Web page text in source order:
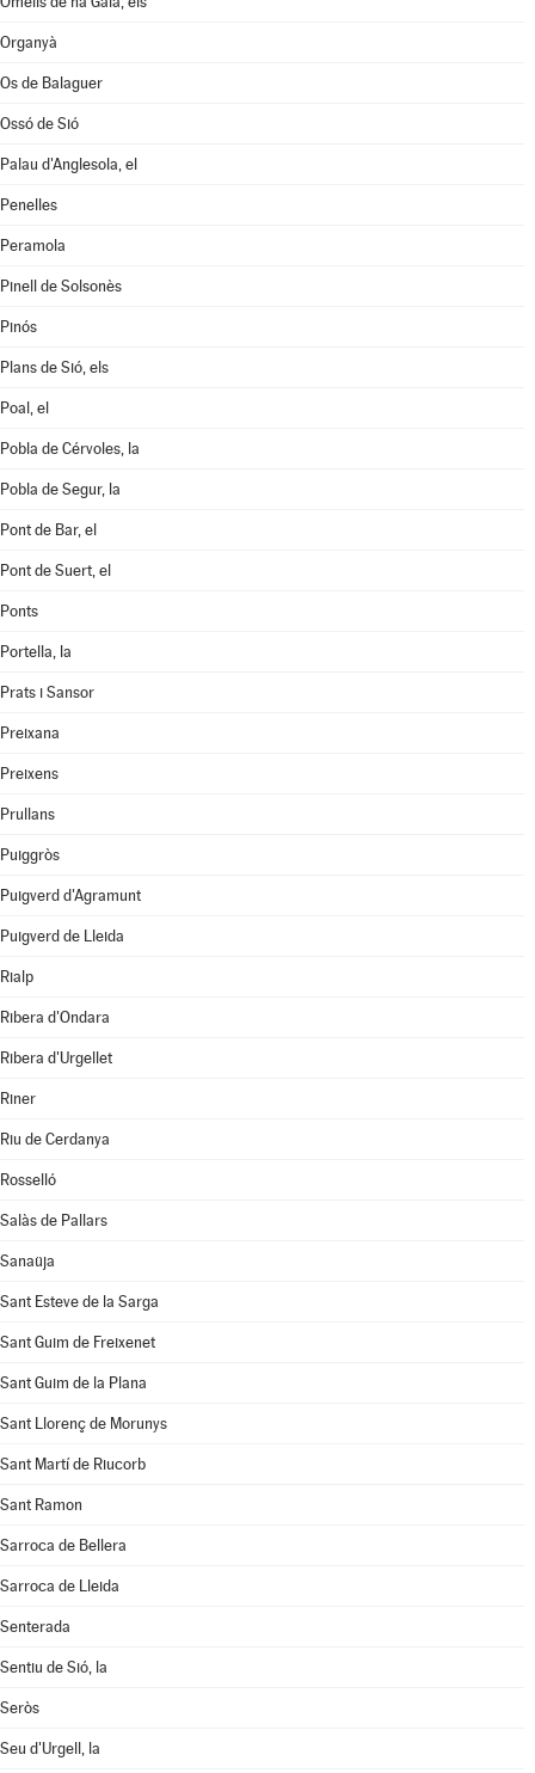
Organyà
Os de Balaguer
Ossó de Sió
Palau d'Anglesola, el
Penelles
Peramola
Pinell de Solsonès
Pinós
Plans de Sió, els
Poal, el
Pobla de Cérvoles, la
Pobla de Segur, la
Pont de Bar, el
Pont de Suert, el
Ponts
Portella, la
Prats i Sansor
Preixana
Preixens
Prullans
Puiggròs
Puigverd d'Agramunt
Puigverd de Lleida
Rialp
Ribera d'Ondara
Ribera d'Urgellet
Riner
Riu de Cerdanya
Rosselló
Salàs de Pallars
Sanaüja
Sant Esteve de la Sarga
Sant Guim de Freixenet
Sant Guim de la Plana
Sant Llorenç de Morunys
Sant Martí de Riucorb
Sant Ramon
Sarroca de Bellera
Sarroca de Lleida
Senterada
Sentiu de Sió, la
Seròs
Seu d'Urgell, la